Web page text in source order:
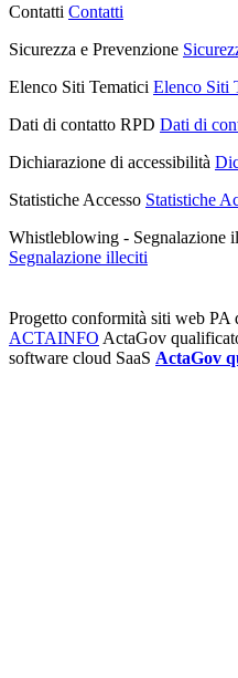
Contatti Contatti
Sicurezza e Prevenzione
Elenco Siti Tematici Elenco Siti
Dati di contatto RPD Dati di
Dichiarazione di accessibilità
Statistiche Accesso Statistiche
Whistleblowing - Segnalazione
Segnalazione illeciti
Progetto conformità siti web PA
ACTAINFO ActaGov
software cloud SaaS ActaGov